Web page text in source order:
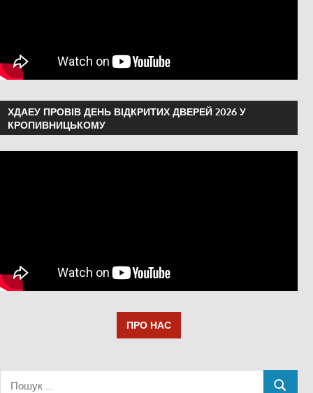
ХДАЕУ ПРОВІВ ДЕНЬ ВІДКРИТИХ ДВЕРЕЙ 2026 У
КРОПИВНИЦЬКОМУ
ПРО НАС